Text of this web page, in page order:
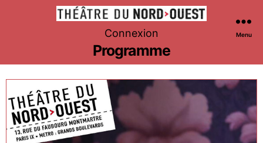
Théâtre
du
Nord-
Ouest
Connexion Menu
Programme